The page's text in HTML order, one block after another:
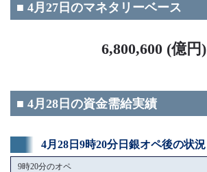
■ 4月27日のマネタリーベース
6,800,600 (億円)
■ 4月28日の資金需給実績
4月28日9時20分日銀オペ後の状況
9時20分のオペ